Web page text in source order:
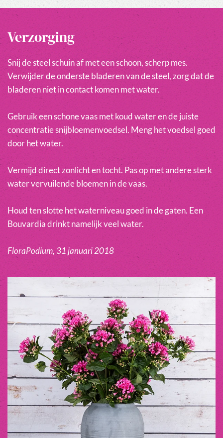
Verzorging
Snij de steel schuin af met een schoon, scherp mes.
Verwijder de onderste bladeren van de steel, zorg dat de
bladeren niet in contact komen met water.
Gebruik een schone vaas met koud water en de juiste
concentratie snijbloemenvoedsel. Meng het voedsel goed
door het water.
Vermijd direct zonlicht en tocht. Pas op met andere sterk
water vervuilende bloemen in de vaas.
Houd ten slotte het waterniveau goed in de gaten. Een
Bouvardia drinkt namelijk veel water.
FloraPodium, 31 januari 2018